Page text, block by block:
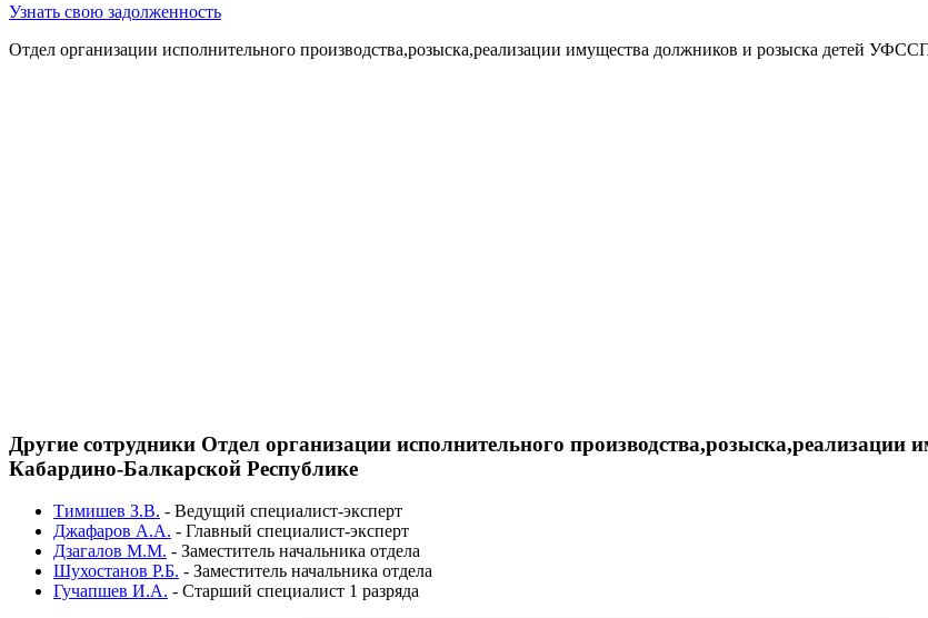
Узнать свою задолженность
Отдел организации исполнительного производства,розыска,реализации имущества должников и розыска детей
Другие сотрудники Отдел организации исполнительного
Кабардино-Балкарской Республике
Тимишев З.В. - Ведущий специалист-эксперт
Джафаров А.А. - Главный специалист-эксперт
Дзагалов М.М. - Заместитель начальника отдела
Шухостанов Р.Б. - Заместитель начальника отдела
Гучапшев И.А. - Старший специалист 1 разряда